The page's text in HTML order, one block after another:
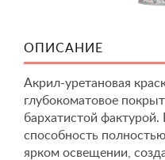
ОПИСАНИЕ
Акрил-уретановая
глубокоматовое
бархатистой
способность
ярком освещении,